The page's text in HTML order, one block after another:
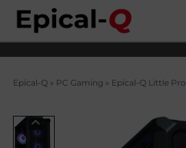
contenido
Epical-Q » PC Gaming » Epical-Q Little